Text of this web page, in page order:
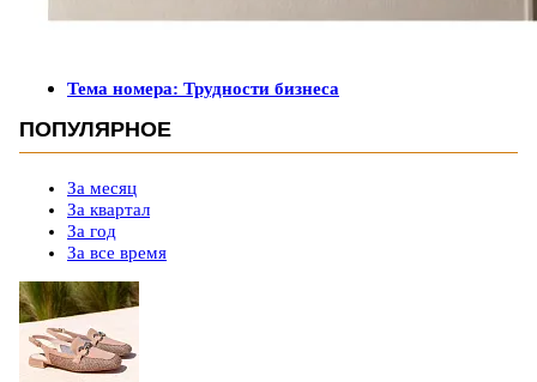
Тема номера: Трудности бизнеса
ПОПУЛЯРНОЕ
За месяц
За квартал
За год
За все время